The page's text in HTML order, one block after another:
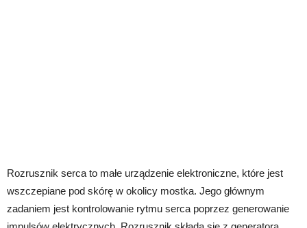
Rozrusznik serca to małe urządzenie elektroniczne, które jest
wszczepiane pod skórę w okolicy mostka. Jego głównym
zadaniem jest kontrolowanie rytmu serca poprzez generowanie